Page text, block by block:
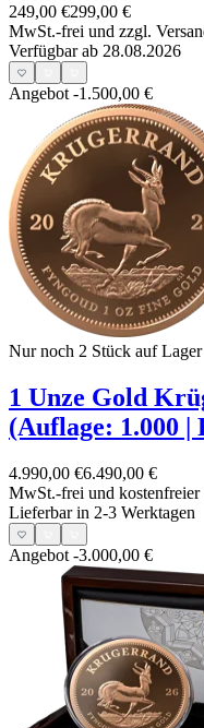
249,00 €299,00 €
MwSt.-frei und zzgl.
Verfügbar ab 28.08.2026
Angebot -1.500,00 €
Nur noch 2 Stück auf Lager
1 Unze Gold
(Auflage: 1.000 |
4.990,00 €6.490,00 €
MwSt.-frei und kostenfreier
Lieferbar in 2-3 Werktagen
Angebot -3.000,00 €